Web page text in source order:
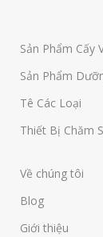
Sản Phẩm Cấy
Sản Phẩm
Tê Các Loại
Thiết Bị Chăm
Về chúng tôi
Blog
Giới thiệu